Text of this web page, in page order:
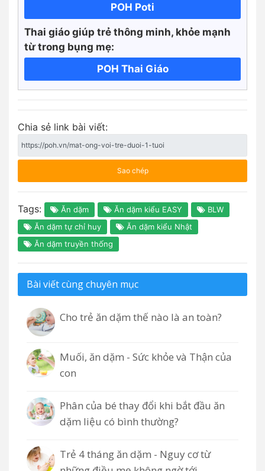
POH Poti
Thai giáo giúp trẻ thông minh, khỏe mạnh
từ trong bụng mẹ:
POH Thai Giáo
Chia sẻ link bài viết:
Sao chép
Tags: Ăn dặm Ăn dặm kiểu EASY
BLW
Ăn dặm tự chỉ huy
Ăn dặm kiểu Nhật
Ăn dặm truyền thống
Bài viết cùng chuyên mục
Cho trẻ ăn dặm thế nào là an toàn?
Muối, ăn dặm - Sức khỏe và Thận của
con
Phân của bé thay đổi khi bắt đầu ăn
dặm liệu có bình thường?
Trẻ 4 tháng ăn dặm - Nguy cơ từ